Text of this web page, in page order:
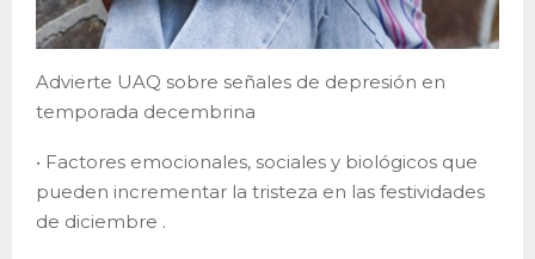
Advierte UAQ sobre señales de depresión en
temporada decembrina
• Factores emocionales, sociales y biológicos que
pueden incrementar la tristeza en las festividades
de diciembre .